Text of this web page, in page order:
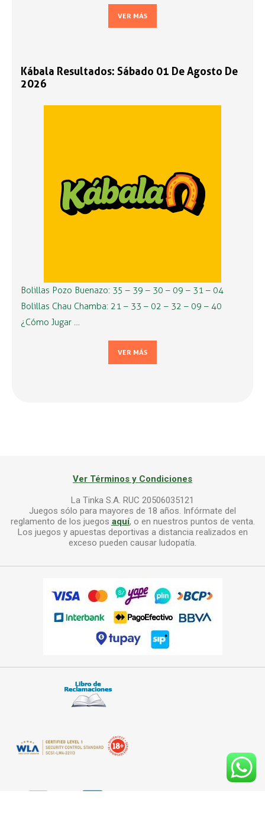
VER MÁS
Kábala Resultados: Sábado 01 De Agosto De
2026
Bolillas Pozo Buenazo: 35 – 39 – 30 – 09 – 31 – 04
Bolillas Chau Chamba: 21 – 33 – 02 – 32 – 09 – 40
¿Cómo Jugar …
VER MÁS
Ver Términos y Condiciones
La Tinka S.A. RUC 20506035121
Juegos sólo para mayores de 18 años. Infórmate del
reglamento de los juegos aquí, o en nuestros puntos de venta.
Los juegos y apuestas deportivas a distancia realizados en
exceso pueden causar ludopatía.